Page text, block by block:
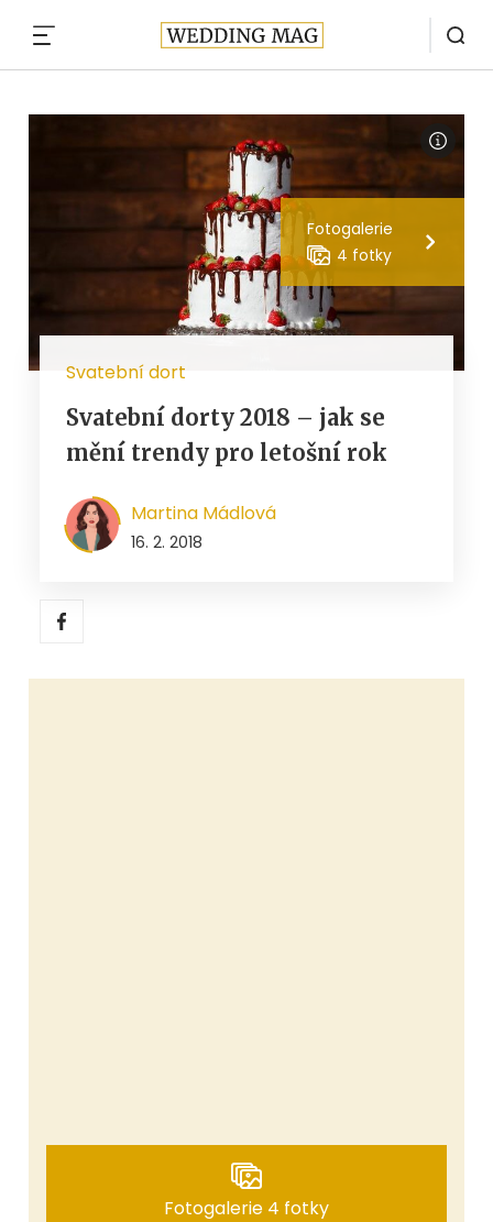
Fotogalerie
4 fotky
Svatební dort
Svatební dorty 2018 – jak se
mění trendy pro letošní rok
Martina Mádlová
16. 2. 2018
Fotogalerie 4 fotky